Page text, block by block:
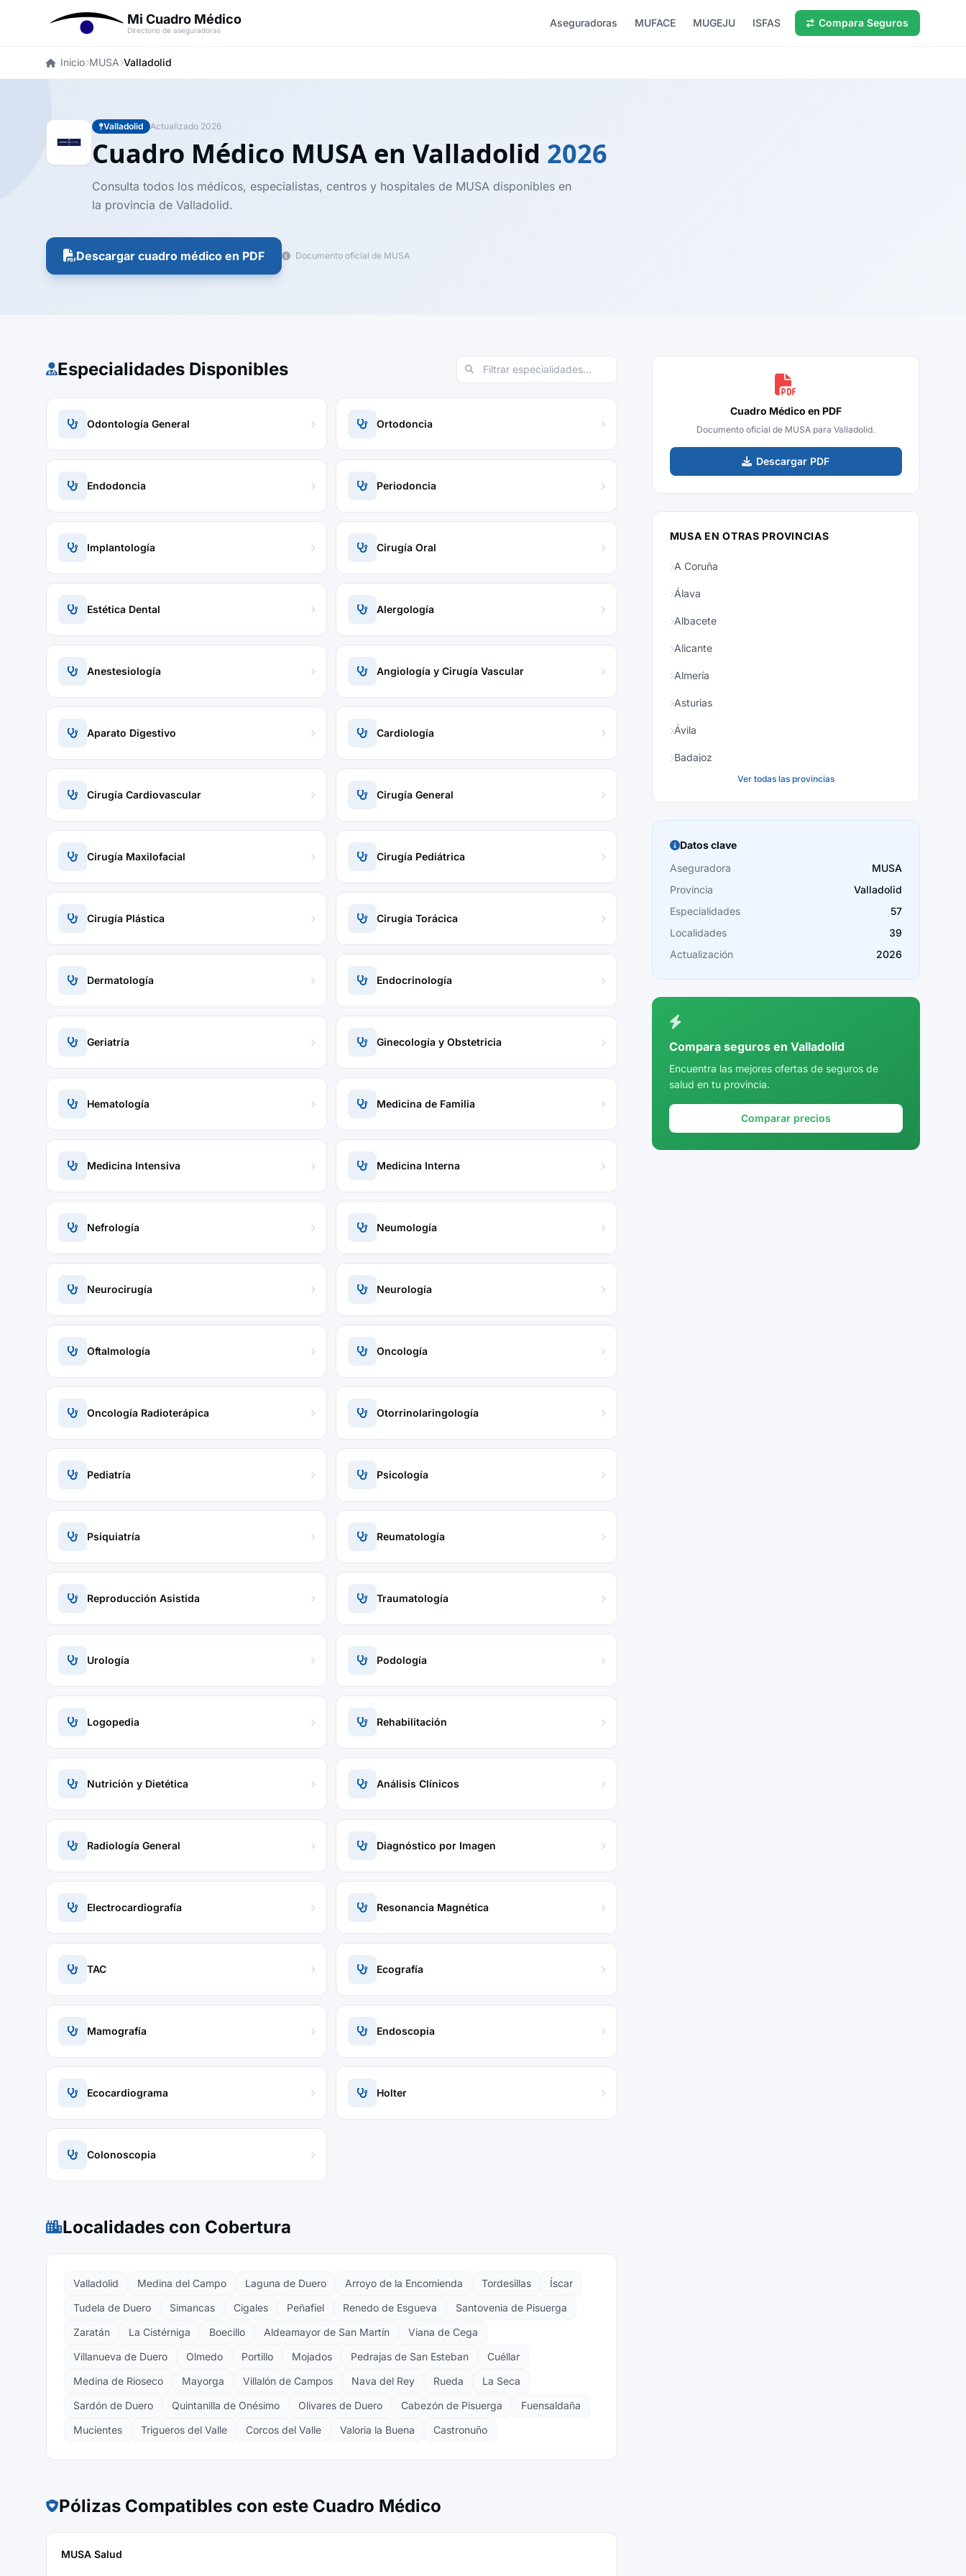
Mi Cuadro Médico
Directorio de aseguradoras
Aseguradoras MUFACE MUGEJU ISFAS Compara Seguros
Inicio MUSA Valladolid
Valladolid Actualizado 2026
Cuadro Médico MUSA en Valladolid 2026
Consulta todos los médicos, especialistas, centros y hospitales de MUSA disponibles en
la provincia de Valladolid.
Descargar cuadro médico en PDF Documento oficial de MUSA
Especialidades Disponibles
Odontología General Ortodoncia
Endodoncia Periodoncia
Implantología Cirugía Oral
Estética Dental Alergología
Anestesiología Angiología y Cirugía Vascular
Aparato Digestivo Cardiología
Cirugía Cardiovascular Cirugía General
Cirugía Maxilofacial Cirugía Pediátrica
Cirugía Plástica Cirugía Torácica
Dermatología Endocrinología
Geriatría Ginecología y Obstetricia
Hematología Medicina de Familia
Medicina Intensiva Medicina Interna
Nefrología Neumología
Neurocirugía Neurología
Oftalmología Oncología
Oncología Radioterápica Otorrinolaringología
Pediatría Psicología
Psiquiatría Reumatología
Reproducción Asistida Traumatología
Urología Podología
Logopedia Rehabilitación
Nutrición y Dietética Análisis Clínicos
Radiología General Diagnóstico por Imagen
Electrocardiografía Resonancia Magnética
TAC Ecografía
Mamografía Endoscopia
Ecocardiograma Holter
Colonoscopia
Localidades con Cobertura
Valladolid Medina del Campo Laguna de Duero Arroyo de la Encomienda Tordesillas
Íscar
Tudela de Duero
Simancas Cigales Peñafiel Renedo de Esgueva
Santovenia de Pisuerga
Zaratán
La Cistérniga Boecillo Aldeamayor de San Martín
Viana de Cega
Villanueva de Duero
Olmedo Portillo Mojados Pedrajas de San Esteban
Cuéllar
Medina de Rioseco
Mayorga Villalón de Campos Nava del Rey Rueda
La Seca
Sardón de Duero
Quintanilla de Onésimo Olivares de Duero Cabezón de Pisuerga
Fuensaldaña
Mucientes
Trigueros del Valle Corcos del Valle Valoria la Buena Castronuño
Pólizas Compatibles con este Cuadro Médico
MUSA Salud
Cuadro Médico en PDF
Documento oficial de MUSA para Valladolid.
Descargar PDF
MUSA EN OTRAS PROVINCIAS
A Coruña
Álava
Albacete
Alicante
Almería
Asturias
Ávila
Badajoz
Burgos
Cáceres
Cádiz
Cantabria
Castellón
Córdoba
Cuenca
Girona
Ver todas las provincias
Datos clave
Aseguradora
MUSA
Provincia
Valladolid
Especialidades
57
Localidades
39
Actualización
2026
Compara seguros en Valladolid
Encuentra las mejores ofertas de seguros de
salud en tu provincia.
Comparar precios